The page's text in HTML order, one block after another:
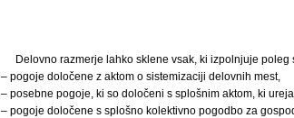
Delovno razmerje lahko sklene vsak, ki izpolnjuje
– pogoje določene z aktom o sistemizaciji delovnih mest,
– posebne pogoje, ki so določeni s splošnim aktom, ki
– pogoje določene s splošno kolektivno pogodbo za